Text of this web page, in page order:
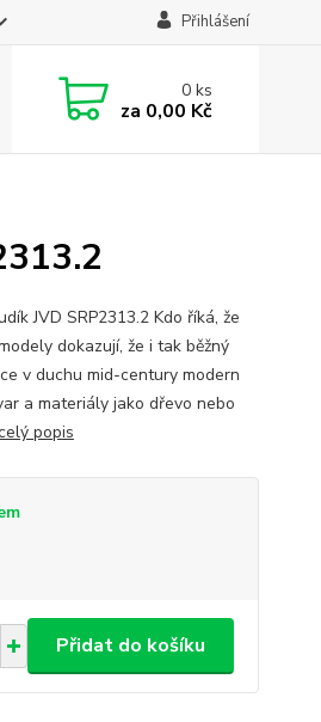
Přihlášení
0ks
za 0,00 Kč
JVD SRP2313.2 Kdo říká, že
dokazují, že i tak běžný
v duchu mid-century modern
a materiály jako dřevo nebo
popis
Přidat do košíku